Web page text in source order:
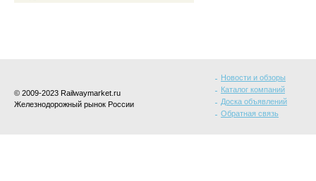
© 2009-2023 Railwaymarket.ru
Железнодорожный рынок России
Новости и обзоры
Каталог компаний
Доска объявлений
Обратная связь